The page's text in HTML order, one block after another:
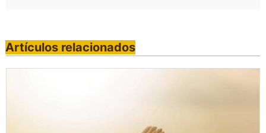
Artículos relacionados